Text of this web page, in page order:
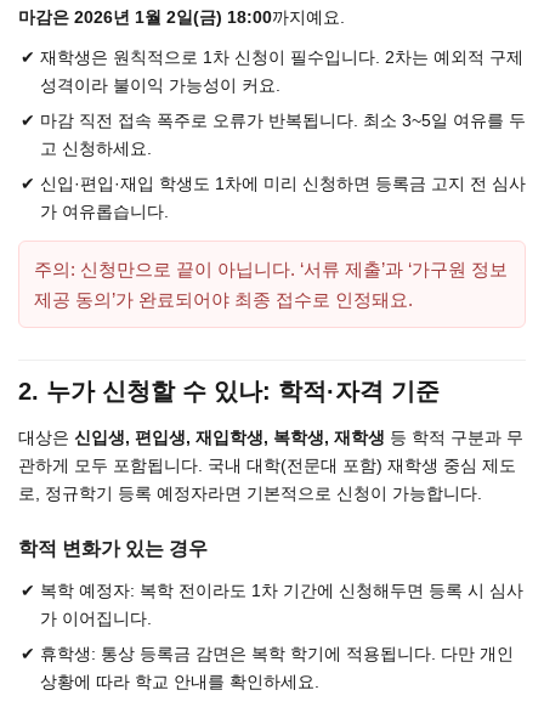
마감은 2026년 1월 2일(금) 18:00까지예요.
재학생은 원칙적으로 1차 신청이 필수입니다. 2차는 예외적 구제
성격이라 불이익 가능성이 커요.
마감 직전 접속 폭주로 오류가 반복됩니다. 최소 3~5일 여유를 두
고 신청하세요.
신입·편입·재입 학생도 1차에 미리 신청하면 등록금 고지 전 심사
가 여유롭습니다.
주의: 신청만으로 끝이 아닙니다. ‘서류 제출’과 ‘가구원 정보
제공 동의’가 완료되어야 최종 접수로 인정돼요.
2. 누가 신청할 수 있나: 학적·자격 기준
대상은 신입생, 편입생, 재입학생, 복학생, 재학생 등 학적 구분과 무
관하게 모두 포함됩니다. 국내 대학(전문대 포함) 재학생 중심 제도
로, 정규학기 등록 예정자라면 기본적으로 신청이 가능합니다.
학적 변화가 있는 경우
복학 예정자: 복학 전이라도 1차 기간에 신청해두면 등록 시 심사
가 이어집니다.
휴학생: 통상 등록금 감면은 복학 학기에 적용됩니다. 다만 개인
상황에 따라 학교 안내를 확인하세요.